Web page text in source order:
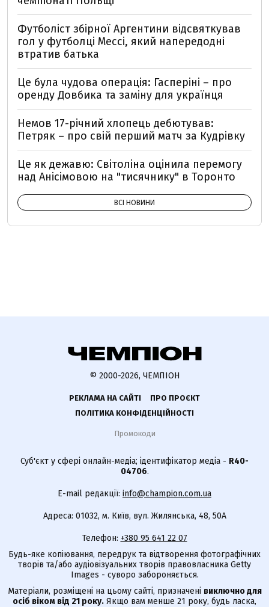
Футболіст збірної Аргентини відсвяткував
гол у футболці Мессі, який напередодні
втратив батька
Це була чудова операція: Гасперіні – про
оренду Довбика та заміну для українця
Немов 17-річний хлопець дебютував:
Петряк – про свій перший матч за Кудрівку
Це як дежавю: Світоліна оцінила перемогу
над Анісімовою на "тисячнику" в Торонто
ВСІ НОВИНИ
© 2000-2026, ЧЕМПІОН
РЕКЛАМА НА САЙТІ
ПРО ПРОЄКТ
ПОЛІТИКА КОНФІДЕНЦІЙНОСТІ
Промокоди
Суб'єкт у сфері онлайн-медіа; ідентифікатор медіа - R40-
04706.
E-mail редакції: info@champion.com.ua
Адреса: 01032, м. Київ, вул. Жилянська, 48, 50А
Телефон: +380 95 641 22 07
Будь-яке копіювання, передрук та відтворення фотографічних
творів та/або аудіовізуальних творів правовласника Getty
Images - суворо забороняється.
Матеріали, розміщені на цьому сайті, призначені виключно для
осіб віком від 21 року. Якщо вам менше 21 року, будь ласка,